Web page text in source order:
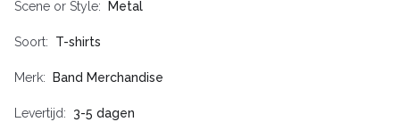
Scene or Style Metal
Soort T-shirts
Merk Band Merchandise
Levertijd 3-5 dagen